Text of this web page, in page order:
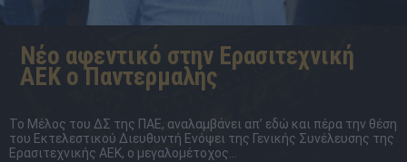
Νέο αφεντικό στην Ερασιτεχνική
ΑΕΚ ο Παντερμαλής
Το Μέλος του ΔΣ της ΠΑΕ, αναλαμβάνει απ’ εδώ και πέρα την θέση
του Εκτελεστικού Διευθυντή Ενόψει της Γενικής Συνέλευσης της
Ερασιτεχνικής ΑΕΚ, ο μεγαλομέτοχος...